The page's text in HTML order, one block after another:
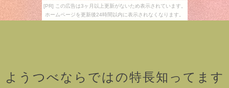
[PR] この広告は3ヶ月以上更新がないため表示されています。
ホームページを更新後24時間以内に表示されなくなります。
ようつべならではの特長知ってます